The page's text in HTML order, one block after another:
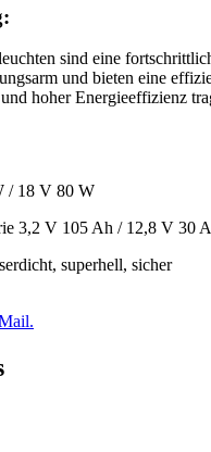
sind eine
und bieten eine
hoher Energieeffizienz
/ 18 V 80 W
3,2 V 105 Ah / 12,8 V 30
superhell, sicher